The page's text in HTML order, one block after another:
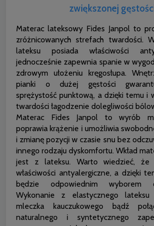
zwiększonej
Materac lateksowy Fides Janpol to
zróżnicowanych strefach twardości.
lateksu posiada właściwości
jednocześnie zapewnia spanie w
zdrowym ułożeniu kręgosłupa.
pianki o dużej gęstości
sprężystość punktową, a dzięki temu i
twardości łagodzenie dolegliwości
Materac Fides Janpol to wyrób
poprawia krążenie i umożliwia
i zmianę pozycji w czasie snu bez
innego rodzaju dyskomfortu. Wkład
jest z lateksu. Warto wiedzieć, że
właściwości antyalergiczne, a dzięki
będzie odpowiednim wyborem
Wykonanie z elastycznego
mleczka kauczukowego bądź
naturalnego i syntetycznego